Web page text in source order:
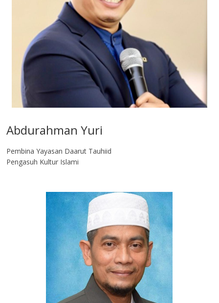
Abdurahman Yuri
Pembina Yayasan Daarut Tauhiid
Pengasuh Kultur Islami